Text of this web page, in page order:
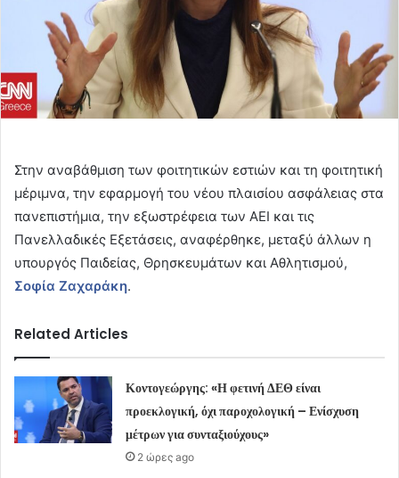
Στην αναβάθμιση των φοιτητικών εστιών και τη φοιτητική
μέριμνα, την εφαρμογή του νέου πλαισίου ασφάλειας στα
πανεπιστήμια, την εξωστρέφεια των ΑΕΙ και τις
Πανελλαδικές Εξετάσεις, αναφέρθηκε, μεταξύ άλλων η
υπουργός Παιδείας, Θρησκευμάτων και Αθλητισμού,
Σοφία Ζαχαράκη.
Related Articles
Κοντογεώργης: «Η φετινή ΔΕΘ είναι
προεκλογική, όχι παροχολογική – Ενίσχυση
μέτρων για συνταξιούχους»
2 ώρες ago